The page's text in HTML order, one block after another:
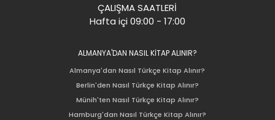
ÇALIŞMA SAATLERİ
Hafta içi 09:00 - 17:00
ALMANYA'DAN NASIL KİTAP ALINIR?
Almanya'dan Nasıl Türkçe Kitap Alınır?
Berlin'den Nasıl Türkçe Kitap Alınır?
Münih'ten Nasıl Türkçe Kitap Alınır?
Hamburg'dan Nasıl Türkçe Kitap Alınır?